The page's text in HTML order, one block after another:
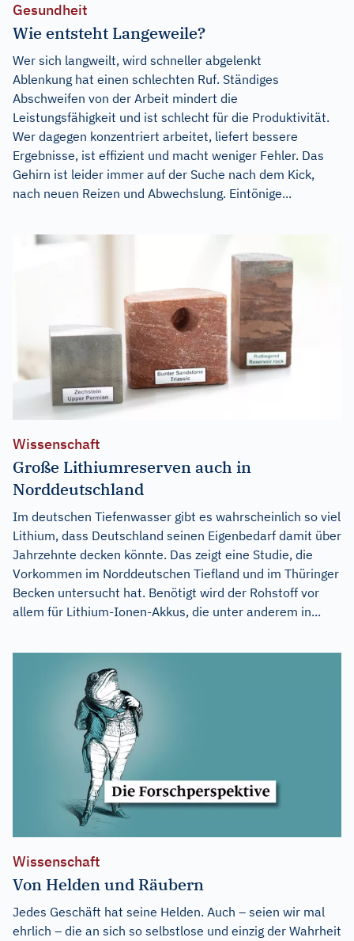
Gesundheit
Wie entsteht Langeweile?
Wer sich langweilt, wird schneller abgelenkt
Ablenkung hat einen schlechten Ruf. Ständiges
Abschweifen von der Arbeit mindert die
Leistungsfähigkeit und ist schlecht für die Produktivität.
Wer dagegen konzentriert arbeitet, liefert bessere
Ergebnisse, ist effizient und macht weniger Fehler. Das
Gehirn ist leider immer auf der Suche nach dem Kick,
nach neuen Reizen und Abwechslung. Eintönige...
Wissenschaft
Große Lithiumreserven auch in
Norddeutschland
Im deutschen Tiefenwasser gibt es wahrscheinlich so viel
Lithium, dass Deutschland seinen Eigenbedarf damit über
Jahrzehnte decken könnte. Das zeigt eine Studie, die
Vorkommen im Norddeutschen Tiefland und im Thüringer
Becken untersucht hat. Benötigt wird der Rohstoff vor
allem für Lithium-Ionen-Akkus, die unter anderem in...
Wissenschaft
Von Helden und Räubern
Jedes Geschäft hat seine Helden. Auch – seien wir mal
ehrlich – die an sich so selbstlose und einzig der Wahrheit